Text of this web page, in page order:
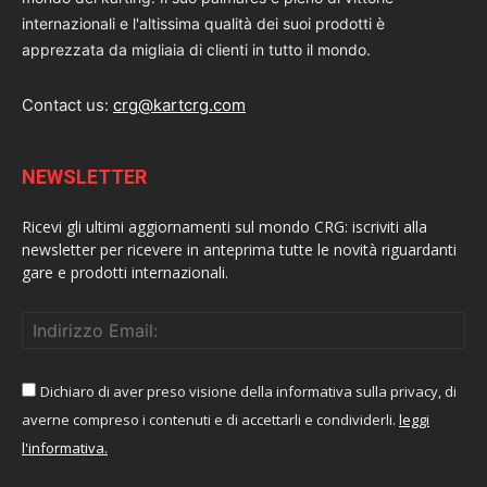
internazionali e l'altissima qualità dei suoi prodotti è
apprezzata da migliaia di clienti in tutto il mondo.
Contact us: crg@kartcrg.com
NEWSLETTER
Ricevi gli ultimi aggiornamenti sul mondo CRG: iscriviti alla
newsletter per ricevere in anteprima tutte le novità riguardanti
gare e prodotti internazionali.
Dichiaro di aver preso visione della informativa sulla privacy, di
averne compreso i contenuti e di accettarli e condividerli. leggi
l'informativa.